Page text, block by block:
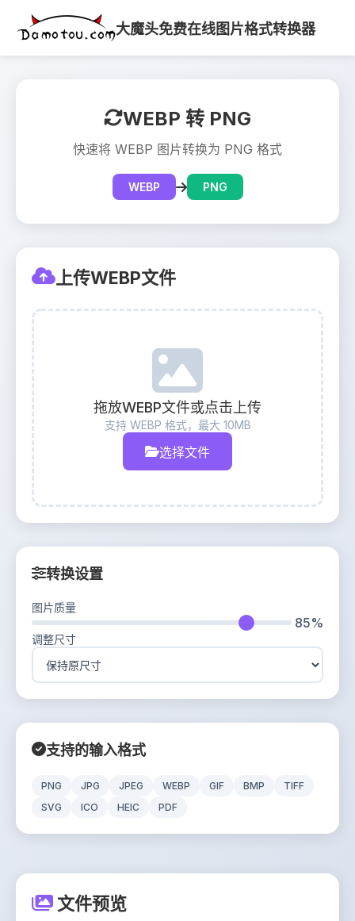
大魔头免费在线图片格式转换器
WEBP 转 PNG
快速将 WEBP 图片转换为 PNG 格式
WEBP PNG
上传WEBP文件
拖放WEBP文件或点击上传
支持 WEBP 格式，最大 10MB
选择文件
转换设置
图片质量
85%
调整尺寸
支持的输入格式
PNG JPG JPEG WEBP GIF BMP
TIFF
SVG
ICO HEIC PDF
文件预览